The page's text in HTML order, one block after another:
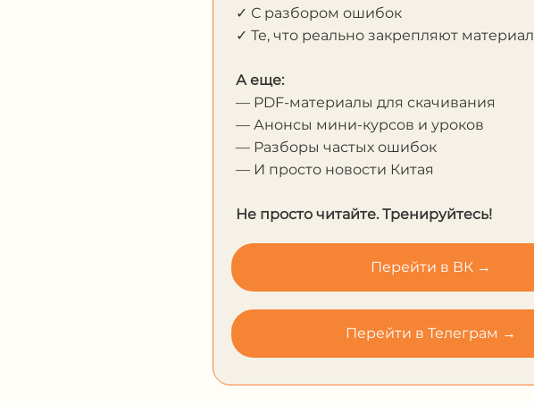
✓ С разбором ошибок
✓ Те, что реально закрепляют материал
А еще:
— PDF-материалы для скачивания
— Анонсы мини-курсов и уроков
— Разборы частых ошибок
— И просто новости Китая
Не просто читайте. Тренируйтесь!
Перейти в ВК →
Перейти в Телеграм →